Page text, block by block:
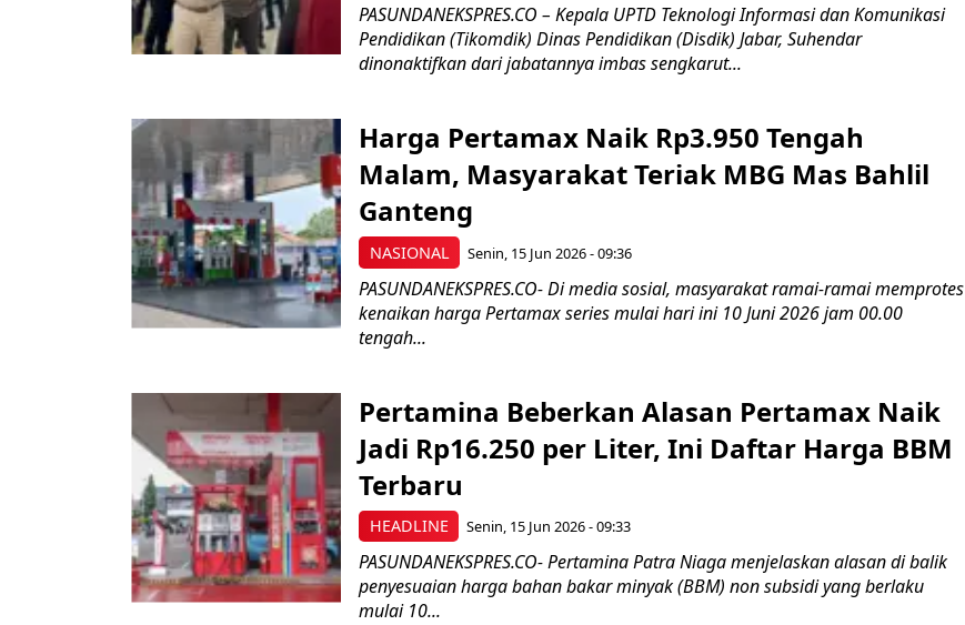
PASUNDANEKSPRES.CO – Kepala UPTD Teknologi Informasi dan Komunikasi
Pendidikan (Tikomdik) Dinas Pendidikan (Disdik) Jabar, Suhendar
dinonaktifkan dari jabatannya imbas sengkarut...
NASIONAL
Harga Pertamax Naik Rp3.950 Tengah
Malam, Masyarakat Teriak MBG Mas Bahlil
Ganteng
Senin, 15 Jun 2026 - 09:36
PASUNDANEKSPRES.CO- Di media sosial, masyarakat ramai-ramai memprotes
kenaikan harga Pertamax series mulai hari ini 10 Juni 2026 jam 00.00
tengah...
HEADLINE
Pertamina Beberkan Alasan Pertamax Naik
Jadi Rp16.250 per Liter, Ini Daftar Harga BBM
Terbaru
Senin, 15 Jun 2026 - 09:33
PASUNDANEKSPRES.CO- Pertamina Patra Niaga menjelaskan alasan di balik
penyesuaian harga bahan bakar minyak (BBM) non subsidi yang berlaku
mulai 10...